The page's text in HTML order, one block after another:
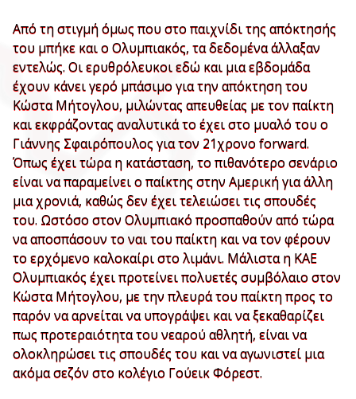
Από τη στιγμή όμως που στο παιχνίδι της απόκτησής
του μπήκε και ο Ολυμπιακός, τα δεδομένα άλλαξαν
εντελώς. Οι ερυθρόλευκοι εδώ και μια εβδομάδα
έχουν κάνει γερό μπάσιμο για την απόκτηση του
Κώστα Μήτογλου, μιλώντας απευθείας με τον παίκτη
και εκφράζοντας αναλυτικά το έχει στο μυαλό του ο
Γιάννης Σφαιρόπουλος για τον 21χρονο forward.
Όπως έχει τώρα η κατάσταση, το πιθανότερο σενάριο
είναι να παραμείνει ο παίκτης στην Αμερική για άλλη
μια χρονιά, καθώς δεν έχει τελειώσει τις σπουδές
του. Ωστόσο στον Ολυμπιακό προσπαθούν από τώρα
να αποσπάσουν το ναι του παίκτη και να τον φέρουν
το ερχόμενο καλοκαίρι στο λιμάνι. Μάλιστα η ΚΑΕ
Ολυμπιακός έχει προτείνει πολυετές συμβόλαιο στον
Κώστα Μήτογλου, με την πλευρά του παίκτη προς το
παρόν να αρνείται να υπογράψει και να ξεκαθαρίζει
πως προτεραιότητα του νεαρού αθλητή, είναι να
ολοκληρώσει τις σπουδές του και να αγωνιστεί μια
ακόμα σεζόν στο κολέγιο Γούεικ Φόρεστ.